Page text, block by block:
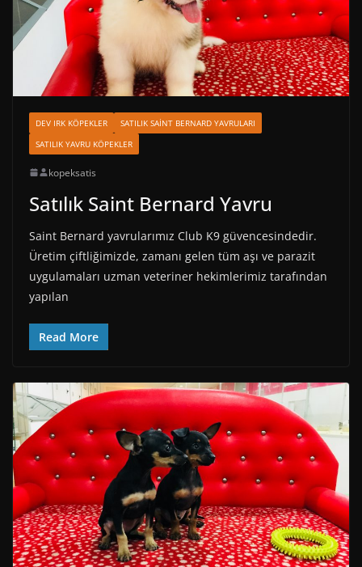
DEV IRK KÖPEKLER
SATILIK SAINT BERNARD YAVRULARI
SATILIK YAVRU KÖPEKLER
kopeksatis
Satılık Saint Bernard Yavru
Saint Bernard yavrularımız Club K9 güvencesindedir.
Üretim çiftliğimizde, zamanı gelen tüm aşı ve parazit
uygulamaları uzman veteriner hekimlerimiz tarafından
yapılan
Read More